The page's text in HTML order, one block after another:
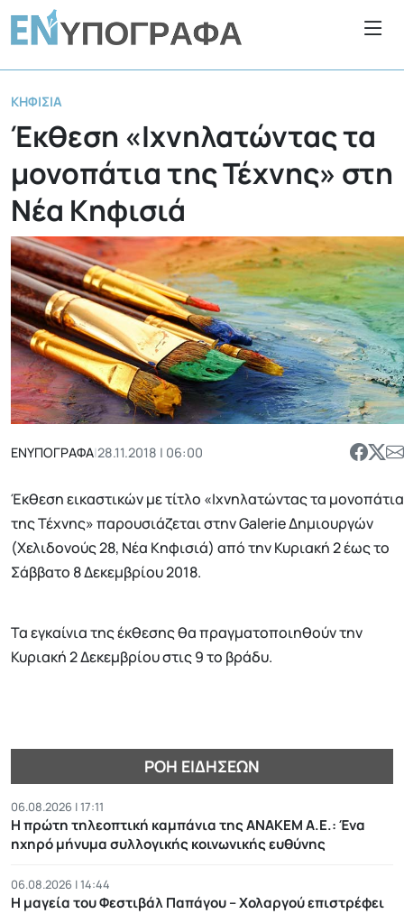
ΚΗΦΙΣΙΆ
Έκθεση «Ιχνηλατώντας τα
μονοπάτια της Τέχνης» στη
Νέα Κηφισιά
ΕΝΥΠΟΓΡΑΦΑ|28.11.2018 | 06:00
Έκθεση εικαστικών με τίτλο «Ιχνηλατώντας τα μονοπάτια
της Τέχνης» παρουσιάζεται στην Galerie Δημιουργών
(Χελιδονούς 28, Νέα Κηφισιά) από την Κυριακή 2 έως το
Σάββατο 8 Δεκεμβρίου 2018.
Τα εγκαίνια της έκθεσης θα πραγματοποιηθούν την
Κυριακή 2 Δεκεμβρίου στις 9 το βράδυ.
ΡΟΉ ΕΙΔΉΣΕΩΝ
06.08.2026 | 17:11
Η πρώτη τηλεοπτική καμπάνια της ΑΝΑΚΕΜ Α.Ε.: Ένα
ηχηρό μήνυμα συλλογικής κοινωνικής ευθύνης
06.08.2026 | 14:44
Η μαγεία του Φεστιβάλ Παπάγου – Χολαργού επιστρέφει